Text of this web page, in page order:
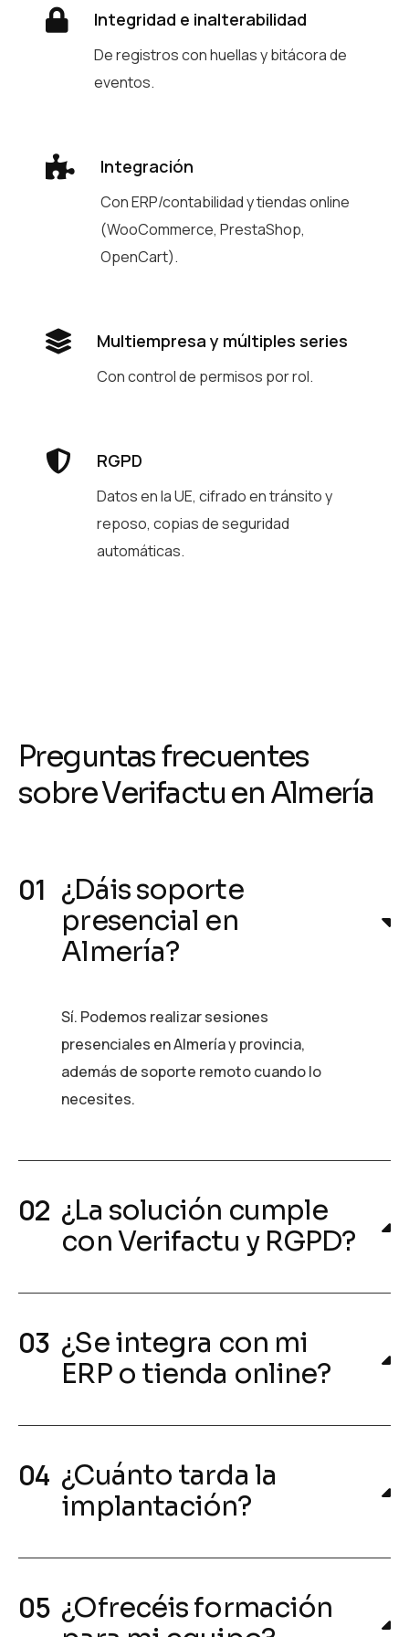
Integridad e inalterabilidad
De registros con huellas y bitácora de
eventos.
Integración
Con ERP/contabilidad y tiendas online
(WooCommerce, PrestaShop,
OpenCart).
Multiempresa y múltiples series
Con control de permisos por rol.
RGPD
Datos en la UE, cifrado en tránsito y
reposo, copias de seguridad
automáticas.
Preguntas frecuentes
sobre Verifactu en Almería
¿Dáis soporte
presencial en
Almería?
Sí. Podemos realizar sesiones
presenciales en Almería y provincia,
además de soporte remoto cuando lo
necesites.
¿La solución cumple
con Verifactu y RGPD?
¿Se integra con mi
ERP o tienda online?
¿Cuánto tarda la
implantación?
¿Ofrecéis formación